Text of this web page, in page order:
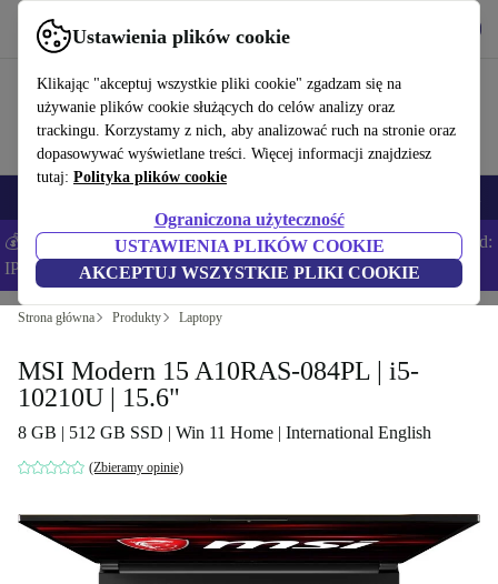
Ustawienia plików cookie
Klikając "akceptuj wszystkie pliki cookie" zgadzam się na
używanie plików cookie służących do celów analizy oraz
trackingu. Korzystamy z nich, aby analizować ruch na stronie oraz
dopasowywać wyświetlane treści. Więcej informacji znajdziesz
tutaj: Polityka plików cookie
Ograniczona użyteczność
USTAWIENIA PLIKÓW COOKIE
AKCEPTUJ WSZYSTKIE PLIKI COOKIE
Korzystaj z refurbed szybko i łatwo
💰Zaoszczędź DODATKOWE 5% na wszystkich iPhone’ach – Kod:
IPHONEDEAL –Regulamin
Strona główna Produkty Laptopy
MSI Modern 15 A10RAS-084PL | i5-
10210U | 15.6"
8 GB | 512 GB SSD | Win 11 Home | International English
(Zbieramy opinie)